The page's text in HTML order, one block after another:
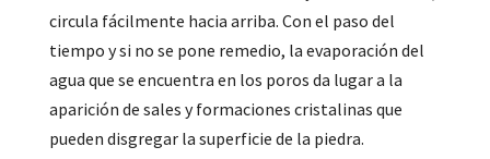
circula fácilmente hacia arriba. Con el paso del
tiempo y si no se pone remedio, la evaporación del
agua que se encuentra en los poros da lugar a la
aparición de sales y formaciones cristalinas que
pueden disgregar la superficie de la piedra.